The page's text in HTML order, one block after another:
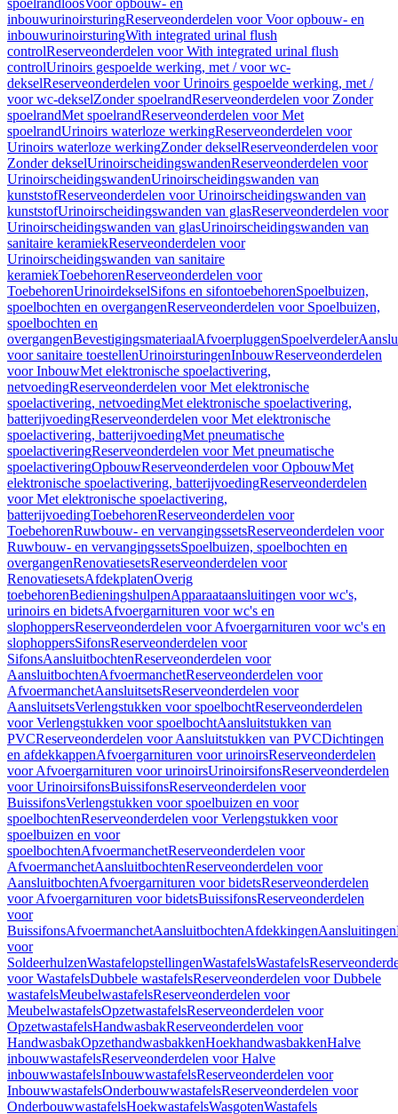
spoelrandloosVoor opbouw- en
inbouwurinoirsturingReserveonderdelen voor Voor opbouw- en
inbouwurinoirsturingWith integrated urinal flush
controlReserveonderdelen voor With integrated urinal flush
controlUrinoirs gespoelde werking, met / voor wc-
dekselReserveonderdelen voor Urinoirs gespoelde werking, met /
voor wc-dekselZonder spoelrandReserveonderdelen voor Zonder
spoelrandMet spoelrandReserveonderdelen voor Met
spoelrandUrinoirs waterloze werkingReserveonderdelen voor
Urinoirs waterloze werkingZonder dekselReserveonderdelen voor
Zonder dekselUrinoirscheidingswandenReserveonderdelen voor
UrinoirscheidingswandenUrinoirscheidingswanden van
kunststofReserveonderdelen voor Urinoirscheidingswanden van
kunststofUrinoirscheidingswanden van glasReserveonderdelen voor
Urinoirscheidingswanden van glasUrinoirscheidingswanden van
sanitaire keramiekReserveonderdelen voor
Urinoirscheidingswanden van sanitaire
keramiekToebehorenReserveonderdelen voor
ToebehorenUrinoirdekselSifons en sifontoebehorenSpoelbuizen,
spoelbochten en overgangenReserveonderdelen voor Spoelbuizen,
spoelbochten en
overgangenBevestigingsmateriaalAfvoerpluggenSpoelverdeler
voor sanitaire toestellenUrinoirsturingenInbouwReserveonderdelen
voor InbouwMet elektronische spoelactivering,
netvoedingReserveonderdelen voor Met elektronische
spoelactivering, netvoedingMet elektronische spoelactivering,
batterijvoedingReserveonderdelen voor Met elektronische
spoelactivering, batterijvoedingMet pneumatische
spoelactiveringReserveonderdelen voor Met pneumatische
spoelactiveringOpbouwReserveonderdelen voor OpbouwMet
elektronische spoelactivering, batterijvoedingReserveonderdelen
voor Met elektronische spoelactivering,
batterijvoedingToebehorenReserveonderdelen voor
ToebehorenRuwbouw- en vervangingssetsReserveonderdelen voor
Ruwbouw- en vervangingssetsSpoelbuizen, spoelbochten en
overgangenRenovatiesetsReserveonderdelen voor
RenovatiesetsAfdekplatenOverig
toebehorenBedieningshulpenApparaataansluitingen voor wc's,
urinoirs en bidetsAfvoergarnituren voor wc's en
slophoppersReserveonderdelen voor Afvoergarnituren voor wc's en
slophoppersSifonsReserveonderdelen voor
SifonsAansluitbochtenReserveonderdelen voor
AansluitbochtenAfvoermanchetReserveonderdelen voor
AfvoermanchetAansluitsetsReserveonderdelen voor
AansluitsetsVerlengstukken voor spoelbochtReserveonderdelen
voor Verlengstukken voor spoelbochtAansluitstukken van
PVCReserveonderdelen voor Aansluitstukken van PVCDichtingen
en afdekkappenAfvoergarnituren voor urinoirsReserveonderdelen
voor Afvoergarnituren voor urinoirsUrinoirsifonsReserveonderdelen
voor UrinoirsifonsBuissifonsReserveonderdelen voor
BuissifonsVerlengstukken voor spoelbuizen en voor
spoelbochtenReserveonderdelen voor Verlengstukken voor
spoelbuizen en voor
spoelbochtenAfvoermanchetReserveonderdelen voor
AfvoermanchetAansluitbochtenReserveonderdelen voor
AansluitbochtenAfvoergarnituren voor bidetsReserveonderdelen
voor Afvoergarnituren voor bidetsBuissifonsReserveonderdelen
voor
BuissifonsAfvoermanchetAansluitbochtenAfdekkingenAansluitingen
voor
SoldeerhulzenWastafelopstellingenWastafelsWastafels
voor WastafelsDubbele wastafelsReserveonderdelen voor Dubbele
wastafelsMeubelwastafelsReserveonderdelen voor
MeubelwastafelsOpzetwastafelsReserveonderdelen voor
OpzetwastafelsHandwasbakReserveonderdelen voor
HandwasbakOpzethandwasbakkenHoekhandwasbakkenHalve
inbouwwastafelsReserveonderdelen voor Halve
inbouwwastafelsInbouwwastafelsReserveonderdelen voor
InbouwwastafelsOnderbouwwastafelsReserveonderdelen voor
OnderbouwwastafelsHoekwastafelsWasgotenWastafels